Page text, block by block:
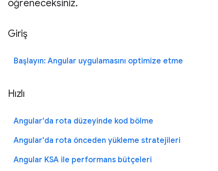
öğreneceksiniz.
Giriş
Başlayın: Angular uygulamasını optimize etme
Hızlı
Angular'da rota düzeyinde kod bölme
Angular'da rota önceden yükleme stratejileri
Angular KSA ile performans bütçeleri